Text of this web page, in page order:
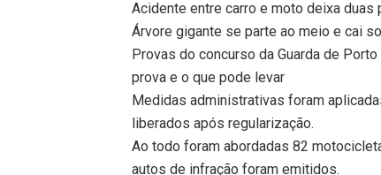
Acidente entre carro e moto deixa duas
Árvore gigante se parte ao meio e cai
Provas do concurso da Guarda de
prova e o que pode levar
Medidas administrativas foram
liberados após regularização.
Ao todo foram abordadas 82
autos de infração foram emitidos.